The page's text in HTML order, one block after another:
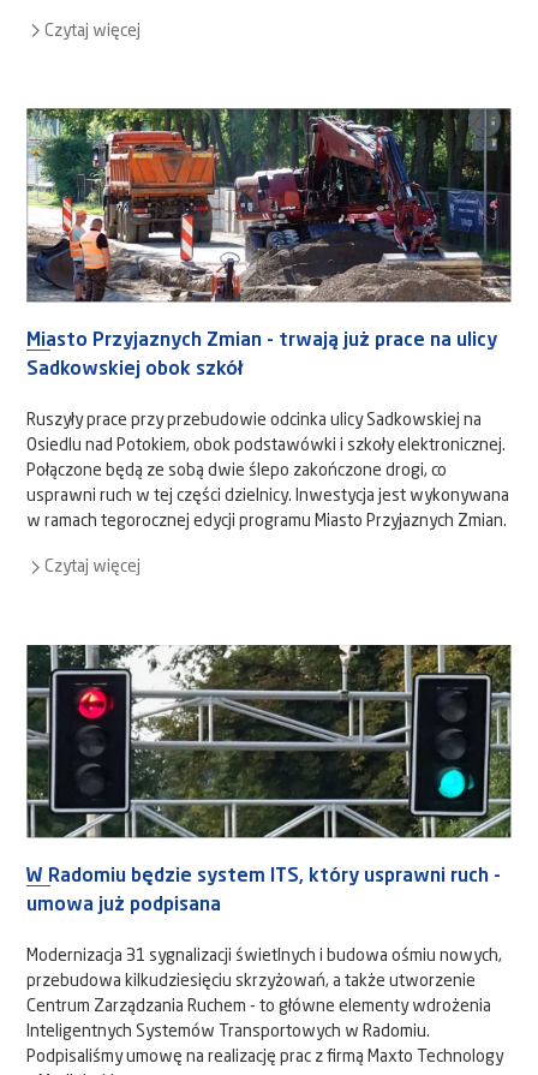
Czytaj więcej
Miasto Przyjaznych Zmian - trwają już prace na ulicy
Sadkowskiej obok szkół
Ruszyły prace przy przebudowie odcinka ulicy Sadkowskiej na
Osiedlu nad Potokiem, obok podstawówki i szkoły elektronicznej.
Połączone będą ze sobą dwie ślepo zakończone drogi, co
usprawni ruch w tej części dzielnicy. Inwestycja jest wykonywana
w ramach tegorocznej edycji programu Miasto Przyjaznych Zmian.
Czytaj więcej
W Radomiu będzie system ITS, który usprawni ruch -
umowa już podpisana
Modernizacja 31 sygnalizacji świetlnych i budowa ośmiu nowych,
przebudowa kilkudziesięciu skrzyżowań, a także utworzenie
Centrum Zarządzania Ruchem - to główne elementy wdrożenia
Inteligentnych Systemów Transportowych w Radomiu.
Podpisaliśmy umowę na realizację prac z firmą Maxto Technology